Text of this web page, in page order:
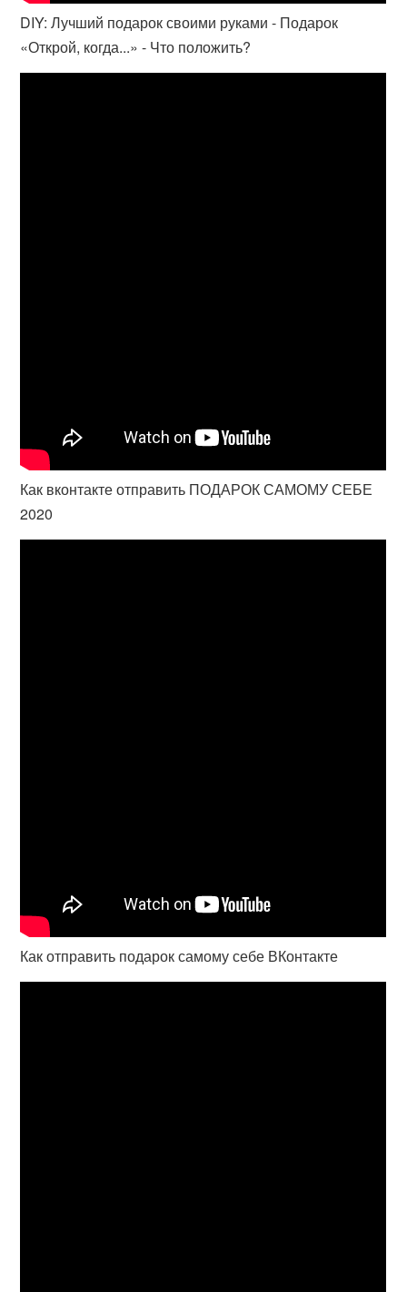
DIY: Лучший подарок своими руками - Подарок
«Открой, когда...» - Что положить?
Как вконтакте отправить ПОДАРОК САМОМУ СЕБЕ
2020
Как отправить подарок самому себе ВКонтакте